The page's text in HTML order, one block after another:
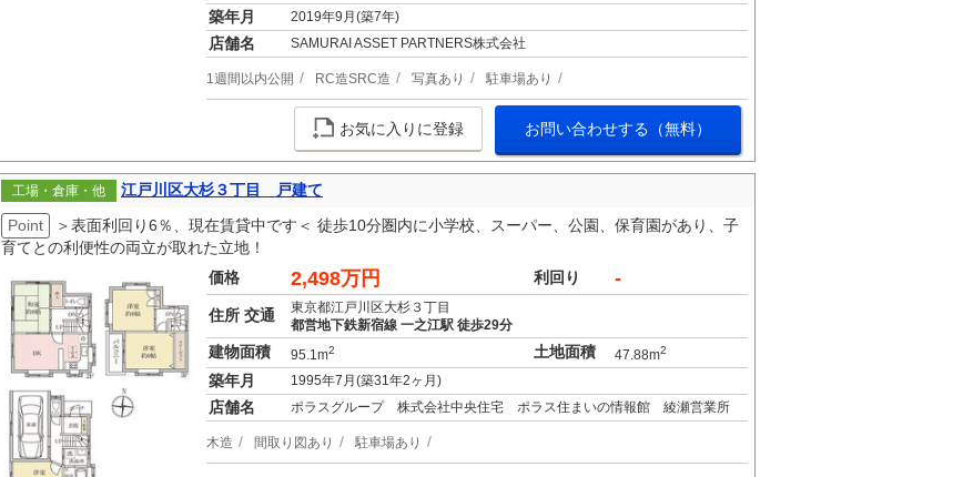
築年月 2019年9月(築7年)
店舗名 SAMURAI ASSET PARTNERS株式会社
1週間以内公開 RC造SRC造 写真あり 駐車場あり
お気に入りに登録 お問い合わせする（無料）
工場・倉庫・他
江戸川区大杉３丁目 戸建て
Point
＞表面利回り6％、現在賃貸中です＜ 徒歩10分圏内に小学校、スーパー、公園、保育園があり、子
育てとの利便性の両立が取れた立地！
価格
2,498万円 利回り -
住所 交通
東京都江戸川区大杉３丁目
都営地下鉄新宿線 一之江駅 徒歩29分
建物面積 95.1m2 土地面積 47.88m2
築年月 1995年7月(築31年2ヶ月)
店舗名 ポラスグループ 株式会社中央住宅 ポラス住まいの情報館 綾瀬営業所
木造 間取り図あり 駐車場あり